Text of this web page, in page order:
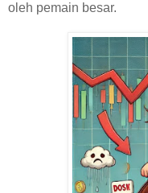
oleh pemain besar.